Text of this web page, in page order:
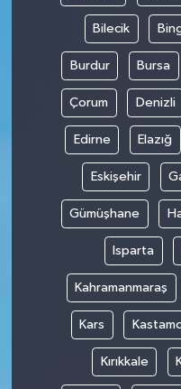
Bilecik
Burdur Bursa
Çorum Denizli
Edirne Elazığ
Eskişehir
Gümüşhane
Isparta
Kahramanmaraş
Kars
Kırıkkale